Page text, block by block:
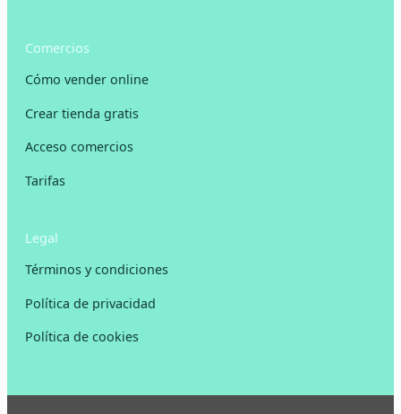
Comercios
Cómo vender online
Crear tienda gratis
Acceso comercios
Tarifas
Legal
Términos y condiciones
Política de privacidad
Política de cookies